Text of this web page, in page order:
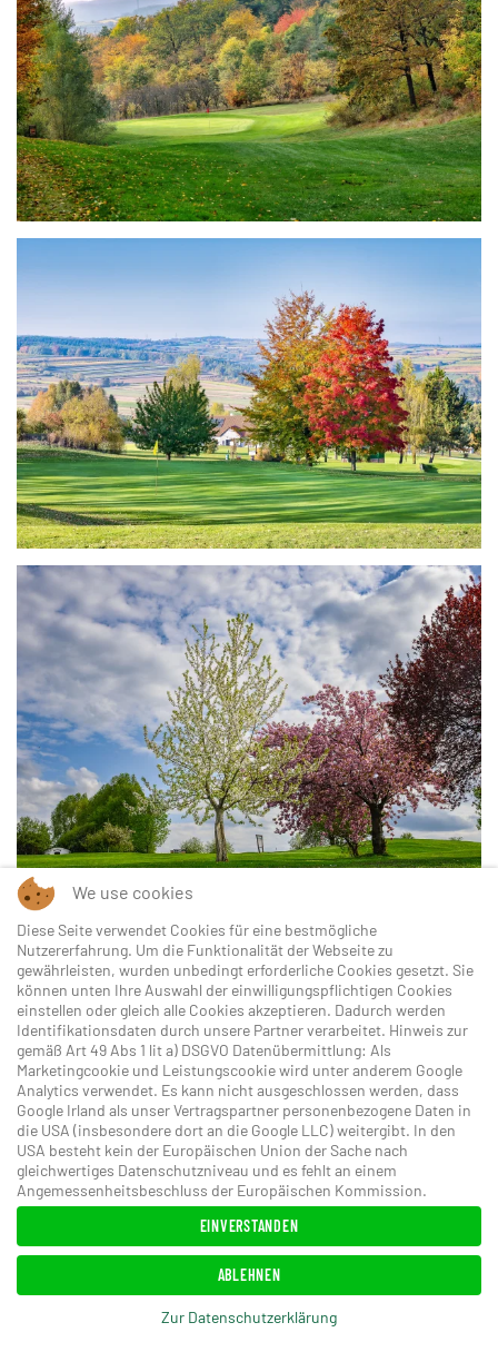
ANSEHEN
ANSEHEN
ANSEHEN
DerGolfclub Lengenfeldbegeistert mit einer
einzigartigen 36-Loch-Golfanlage inmitten der
Weinberge des Kamptals. Perfekt gepflegte
Fairways, anspruchsvolle Greens und ein
traumhaftes Panorama machen den Golfclub nahe
Krems zu einem der schönsten Golfplätze in
Niederösterreich. Ideal für Anfänger, Genussgolfer
und ambitionierte Spieler.
We use cookies
Diese Seite verwendet Cookies für eine bestmögliche
Nutzererfahrung. Um die Funktionalität der Webseite zu
gewährleisten, wurden unbedingt erforderliche Cookies gesetzt. Sie
können unten Ihre Auswahl der einwilligungspflichtigen Cookies
einstellen oder gleich alle Cookies akzeptieren. Dadurch werden
Identifikationsdaten durch unsere Partner verarbeitet. Hinweis zur
gemäß Art 49 Abs 1 lit a) DSGVO Datenübermittlung: Als
Marketingcookie und Leistungscookie wird unter anderem Google
Analytics verwendet. Es kann nicht ausgeschlossen werden, dass
Google Irland als unser Vertragspartner personenbezogene Daten in
die USA (insbesondere dort an die Google LLC) weitergibt. In den
USA besteht kein der Europäischen Union der Sache nach
gleichwertiges Datenschutzniveau und es fehlt an einem
Angemessenheitsbeschluss der Europäischen Kommission.
EINVERSTANDEN
ABLEHNEN
Zur Datenschutzerklärung